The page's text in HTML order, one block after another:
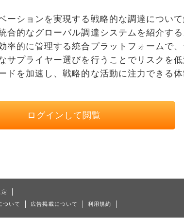
ションを実現する戦略的な調達について
合的なグローバル調達システムを紹介す
率的に管理する統合プラットフォームで
サプライヤー選びを行うことでリスクを
ドを加速し、戦略的な活動に注力できる
ログインして閲覧
ついて 広告掲載について 利用規約